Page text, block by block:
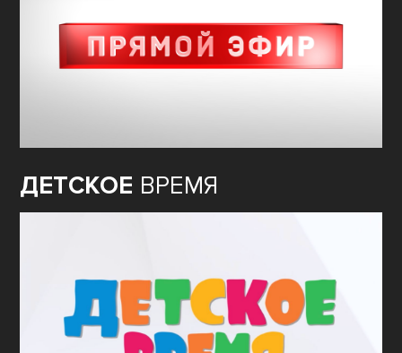
ДЕТСКОЕ ВРЕМЯ